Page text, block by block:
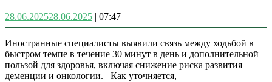
28.06.202528.06.2025 | 07:47
Иностранные специалисты выявили связь между ходьбой в
быстром темпе в течение 30 минут в день и дополнительной
пользой для здоровья, включая снижение риска развития
деменции и онкологии. Как уточняется,